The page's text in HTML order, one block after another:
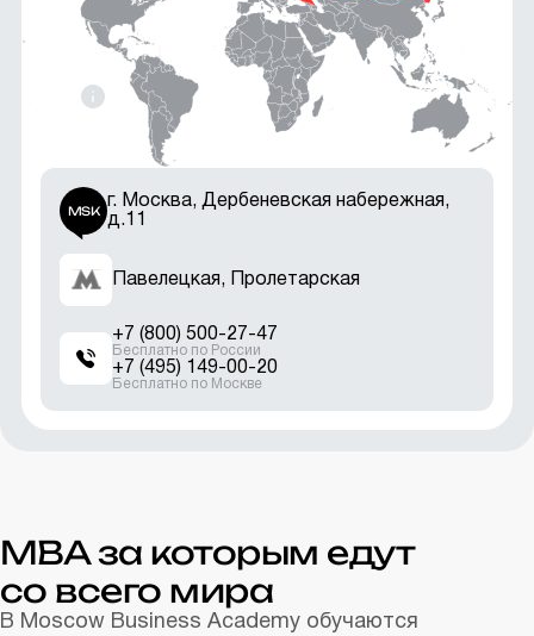
MSK
г. Москва, Дербеневская набережная,
д.11
Павелецкая, Пролетарская
+7 (800) 500-27-47
+7 (495) 149-00-20
MBA за которым едут
со всего мира
В Moscow Business Academy обучаются